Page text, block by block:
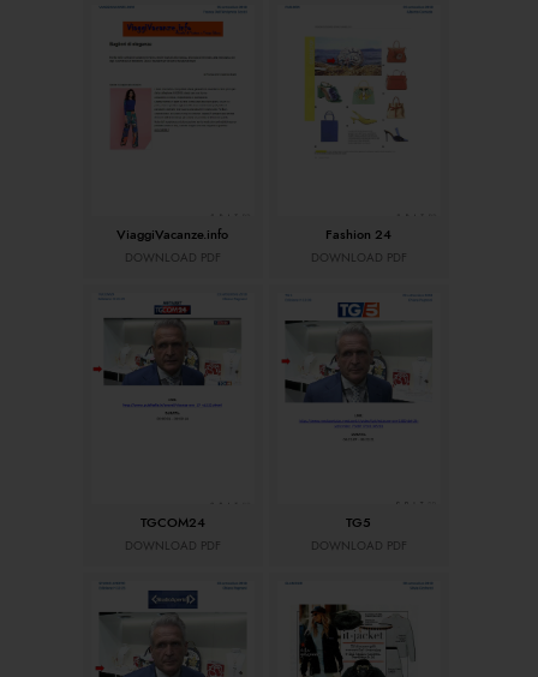
ViaggiVacanze.info
DOWNLOAD PDF
Fashion 24
DOWNLOAD PDF
TGCOM24
DOWNLOAD PDF
TG5
DOWNLOAD PDF